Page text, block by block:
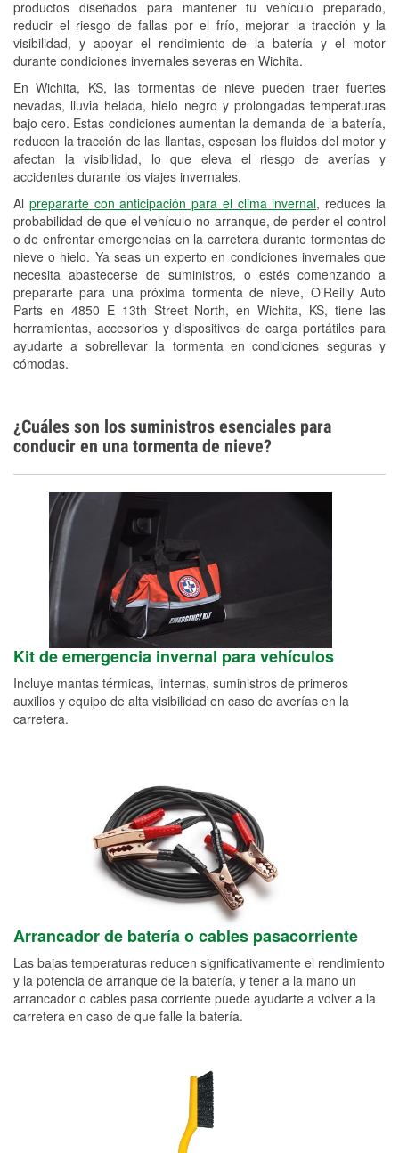
productos diseñados para mantener tu vehículo preparado,
reducir el riesgo de fallas por el frío, mejorar la tracción y la
visibilidad, y apoyar el rendimiento de la batería y el motor
durante condiciones invernales severas en Wichita.
En Wichita, KS, las tormentas de nieve pueden traer fuertes
nevadas, lluvia helada, hielo negro y prolongadas temperaturas
bajo cero. Estas condiciones aumentan la demanda de la batería,
reducen la tracción de las llantas, espesan los fluidos del motor y
afectan la visibilidad, lo que eleva el riesgo de averías y
accidentes durante los viajes invernales.
Al prepararte con anticipación para el clima invernal, reduces la
probabilidad de que el vehículo no arranque, de perder el control
o de enfrentar emergencias en la carretera durante tormentas de
nieve o hielo. Ya seas un experto en condiciones invernales que
necesita abastecerse de suministros, o estés comenzando a
prepararte para una próxima tormenta de nieve, O’Reilly Auto
Parts en 4850 E 13th Street North, en Wichita, KS, tiene las
herramientas, accesorios y dispositivos de carga portátiles para
ayudarte a sobrellevar la tormenta en condiciones seguras y
cómodas.
Instalación de bombillas de faros
Instalación de limpiaparabrisas
Programa de Préstamo de
Herramientas
Rectificación de tambores y discos de
freno
Snowstorm Supplies
Tornado Supplies
Conoce más
Idiomas adicionales
Español
¿Cuáles son los suministros esenciales para
conducir en una tormenta de nieve?
Kit de emergencia invernal para vehículos
Incluye mantas térmicas, linternas, suministros de primeros
auxilios y equipo de alta visibilidad en caso de averías en la
carretera.
Arrancador de batería o cables pasacorriente
Las bajas temperaturas reducen significativamente el rendimiento
y la potencia de arranque de la batería, y tener a la mano un
arrancador o cables pasa corriente puede ayudarte a volver a la
carretera en caso de que falle la batería.